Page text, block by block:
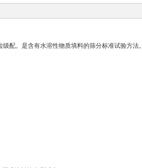
配。是含有水溶性物质填料的筛分标准试验方法。